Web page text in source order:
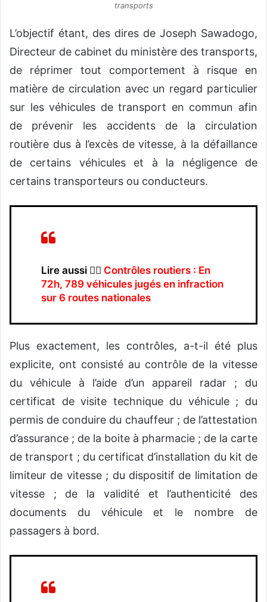
transports
L’objectif étant, des dires de Joseph Sawadogo,
Directeur de cabinet du ministère des transports,
de réprimer tout comportement à risque en
matière de circulation avec un regard particulier
sur les véhicules de transport en commun afin
de prévenir les accidents de la circulation
routière dus à l’excès de vitesse, à la défaillance
de certains véhicules et à la négligence de
certains transporteurs ou conducteurs.
Lire aussi 👉🏿 Contrôles routiers : En
72h, 789 véhicules jugés en infraction
sur 6 routes nationales
Plus exactement, les contrôles, a-t-il été plus
explicite, ont consisté au contrôle de la vitesse
du véhicule à l’aide d’un appareil radar ; du
certificat de visite technique du véhicule ; du
permis de conduire du chauffeur ; de l’attestation
d’assurance ; de la boite à pharmacie ; de la carte
de transport ; du certificat d’installation du kit de
limiteur de vitesse ; du dispositif de limitation de
vitesse ; de la validité et l’authenticité des
documents du véhicule et le nombre de
passagers à bord.